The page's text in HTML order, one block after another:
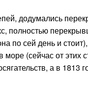
додумались
полностью
по сей день и
(сейчас от этих
а в 1813